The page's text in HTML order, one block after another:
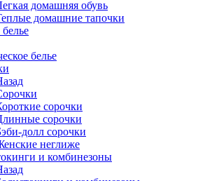
домашняя обувь
домашние тапочки
белье
сорочки
сорочки
долл сорочки
неглиже
и комбинезоны